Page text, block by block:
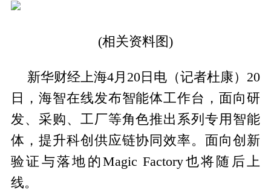
(相关资料图)
新华财经上海4月20日电（记者杜康）20
日，海智在线发布智能体工作台，面向研
发、采购、工厂等角色推出系列专用智能
体，提升科创供应链协同效率。面向创新
验证与落地的Magic Factory也将随后上
线。